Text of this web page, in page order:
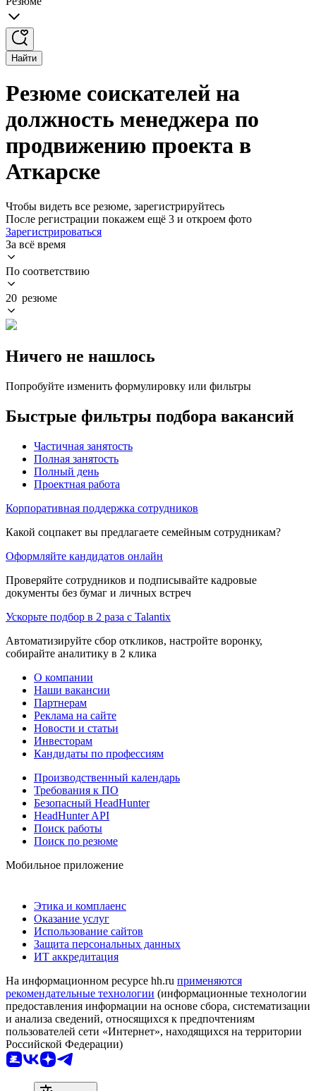
Найти
Резюме соискателей на
должность менеджера по
продвижению проекта в
Аткарске
Чтобы видеть все резюме, зарегистрируйтесь
После регистрации покажем ещё 3 и откроем фото
Зарегистрироваться
За всё время
По соответствию
20 резюме
Ничего не нашлось
Попробуйте изменить формулировку или фильтры
Быстрые фильтры подбора вакансий
Частичная занятость
Полная занятость
Полный день
Проектная работа
Корпоративная поддержка сотрудников
Какой соцпакет вы предлагаете семейным сотрудникам?
Оформляйте кандидатов онлайн
Проверяйте сотрудников и подписывайте кадровые
документы без бумаг и личных встреч
Ускорьте подбор в 2 раза с Talantix
Автоматизируйте сбор откликов, настройте воронку,
собирайте аналитику в 2 клика
О компании
Наши вакансии
Партнерам
Реклама на сайте
Новости и статьи
Инвесторам
Кандидаты по профессиям
Производственный календарь
Требования к ПО
Безопасный HeadHunter
HeadHunter API
Поиск работы
Поиск по резюме
Мобильное приложение
Этика и комплаенс
Оказание услуг
Использование сайтов
Защита персональных данных
ИТ аккредитация
На информационном ресурсе hh.ru применяются
рекомендательные технологии (информационные технологии
предоставления информации на основе сбора, систематизации
и анализа сведений, относящихся к предпочтениям
пользователей сети «Интернет», находящихся на территории
Российской Федерации)